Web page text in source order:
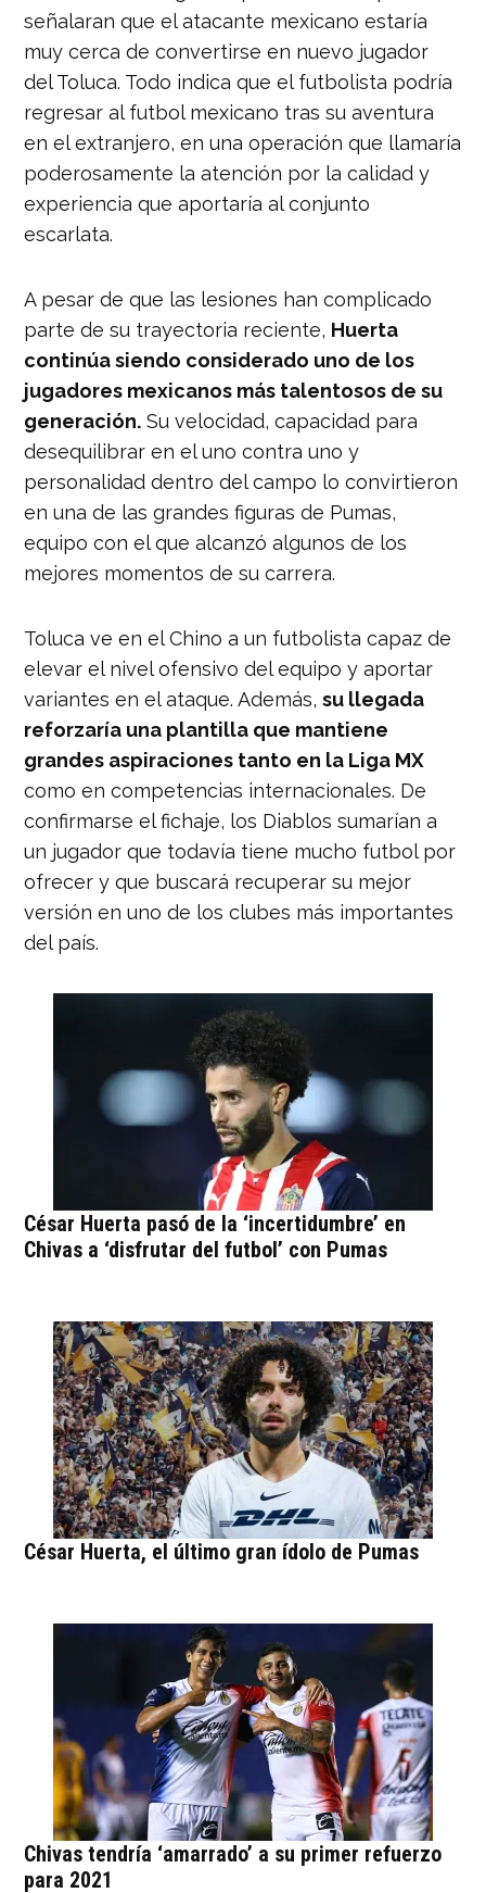
señalaran que el atacante mexicano estaría
muy cerca de convertirse en nuevo jugador
del Toluca. Todo indica que el futbolista podría
regresar al futbol mexicano tras su aventura
en el extranjero, en una operación que llamaría
poderosamente la atención por la calidad y
experiencia que aportaría al conjunto
escarlata.
A pesar de que las lesiones han complicado
parte de su trayectoria reciente, Huerta
continúa siendo considerado uno de los
jugadores mexicanos más talentosos de su
generación. Su velocidad, capacidad para
desequilibrar en el uno contra uno y
personalidad dentro del campo lo convirtieron
en una de las grandes figuras de Pumas,
equipo con el que alcanzó algunos de los
mejores momentos de su carrera.
Toluca ve en el Chino a un futbolista capaz de
elevar el nivel ofensivo del equipo y aportar
variantes en el ataque. Además,su llegada
reforzaría una plantilla que mantiene
grandes aspiraciones tanto en la Liga MX
como en competencias internacionales. De
confirmarse el fichaje, los Diablos sumarían a
un jugador que todavía tiene mucho futbol por
ofrecer y que buscará recuperar su mejor
versión en uno de los clubes más importantes
del país.
César Huerta pasó de la ‘incertidumbre’ en
Chivas a ‘disfrutar del futbol’ con Pumas
César Huerta, el último gran ídolo de Pumas
Chivas tendría ‘amarrado’ a su primer refuerzo
para 2021